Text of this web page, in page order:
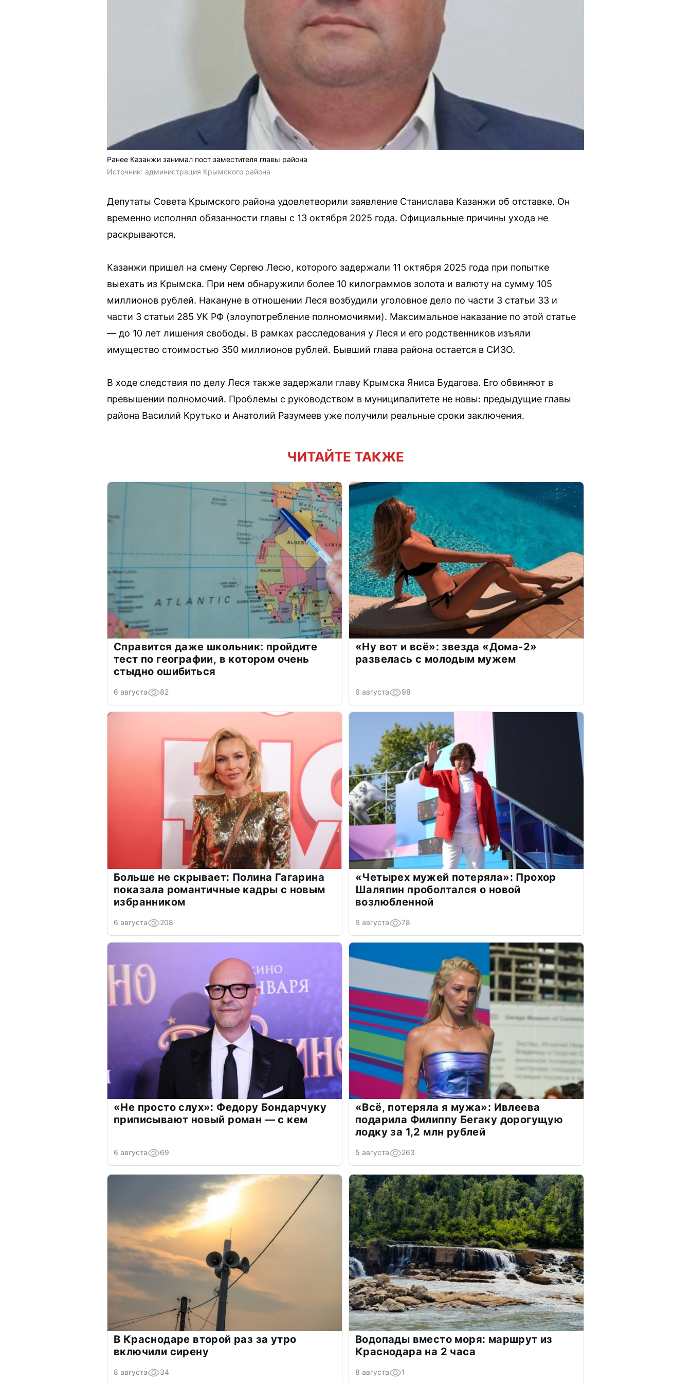
Ранее Казанжи занимал пост заместителя главы района
Источник: администрация Крымского района
Депутаты Совета Крымского района удовлетворили заявление Станислава Казанжи об отставке. Он
временно исполнял обязанности главы с 13 октября 2025 года. Официальные причины ухода не
раскрываются.
Казанжи пришел на смену Сергею Лесю, которого задержали 11 октября 2025 года при попытке
выехать из Крымска. При нем обнаружили более 10 килограммов золота и валюту на сумму 105
миллионов рублей. Накануне в отношении Леся возбудили уголовное дело по части 3 статьи 33 и
части 3 статьи 285 УК РФ (злоупотребление полномочиями). Максимальное наказание по этой статье
— до 10 лет лишения свободы. В рамках расследования у Леся и его родственников изъяли
имущество стоимостью 350 миллионов рублей. Бывший глава района остается в СИЗО.
В ходе следствия по делу Леся также задержали главу Крымска Яниса Будагова. Его обвиняют в
превышении полномочий. Проблемы с руководством в муниципалитете не новы: предыдущие главы
района Василий Крутько и Анатолий Разумеев уже получили реальные сроки заключения.
ЧИТАЙТЕ ТАКЖЕ
Справится даже школьник: пройдите
тест по географии, в котором очень
стыдно ошибиться
6 августа 82
«Ну вот и всё»: звезда «Дома-2»
развелась с молодым мужем
6 августа 98
Больше не скрывает: Полина Гагарина
показала романтичные кадры с новым
избранником
6 августа 208
«Четырех мужей потеряла»: Прохор
Шаляпин проболтался о новой
возлюбленной
6 августа 78
«Не просто слух»: Федору Бондарчуку
приписывают новый роман — с кем
6 августа 69
«Всё, потеряла я мужа»: Ивлеева
подарила Филиппу Бегаку дорогущую
лодку за 1,2 млн рублей
5 августа 263
В Краснодаре второй раз за утро
включили сирену
8 августа 34
Водопады вместо моря: маршрут из
Краснодара на 2 часа
8 августа 1